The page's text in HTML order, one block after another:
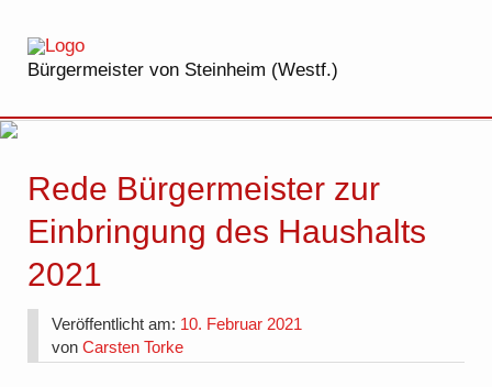
Bürgermeister von Steinheim (Westf.)
Rede Bürgermeister zur
Einbringung des Haushalts
2021
Veröffentlicht am: 10. Februar 2021
vonCarsten Torke